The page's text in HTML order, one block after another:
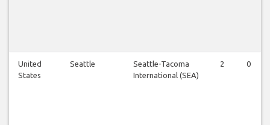
United
States
Seattle
Seattle-Tacoma
International (SEA)
2 0